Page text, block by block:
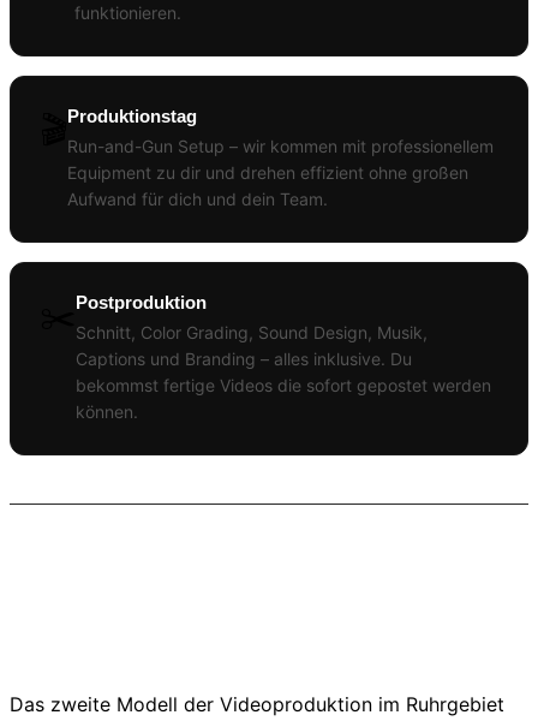
funktionieren.
Produktionstag
Run-and-Gun Setup – wir kommen mit professionellem
Equipment zu dir und drehen effizient ohne großen
Aufwand für dich und dein Team.
Postproduktion
Schnitt, Color Grading, Sound Design, Musik,
Captions und Branding – alles inklusive. Du
bekommst fertige Videos die sofort gepostet werden
können.
Das zweite Modell der Videoproduktion im Ruhrgebiet